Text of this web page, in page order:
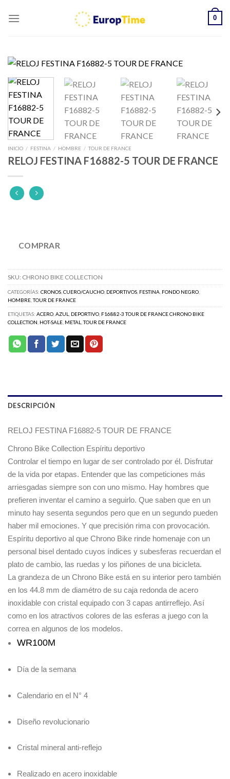
0
INICIO / FESTINA / HOMBRE / TOUR DE FRANCE
RELOJ FESTINA F16882-5 TOUR DE FRANCE
COMPRAR
SKU: CHRONO BIKE COLLECTION
CATEGORÍAS: CRONOS CUERO/CAUCHO DEPORTIVOS FESTINA FONDO NEGRO
HOMBRE ,TOUR DE FRANCE
ETIQUETAS: ACERO AZUL DEPORTIVO F16882-3 TOUR DE FRANCE CHRONO BIKE
COLLECTION HOT-SALE METAL ,TOUR DE FRANCE
DESCRIPCIÓN
RELOJ FESTINA F16882-5 TOUR DE FRANCE
Chrono Bike Collection Espíritu deportivo
Controlar el tiempo en lugar de ser controlado por él. Disfrutar
de la vida por etapas. Entender que las competiciones más
arriesgadas siempre son con uno mismo. Hay hombres que
prefieren inventar el camino a seguirlo. Que saben que en un
minuto hay sesenta segundos pero que en un segundo pueden
haber mil emociones. Y que precisión rima con provocación.
Espíritu deportivo al que Chrono Bike rinde homenaje con un
personal bisel dentado cuyos índices y subesferas recuerdan el
plato de cambio, las ruedas y los piñones de una bicicleta.
La grandeza de un Chrono Bike está en su interior pero también
en los 44.8 mm de diamétro de su caja redonda de acero
inoxidable con cristal equipado con 3 capas antirreflejo. Así
como en los atractivos colores de las esferas a juego con la
correa en algunos de los modelos.
WR100M
Día de la semana
Calendario en el N° 4
Diseño revolucionario
Cristal mineral anti-reflejo
Realizado en acero inoxidable